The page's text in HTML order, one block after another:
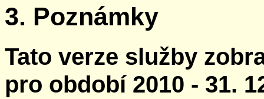
3. Poznámky
Tato verze služby
pro období 2010 - 31.